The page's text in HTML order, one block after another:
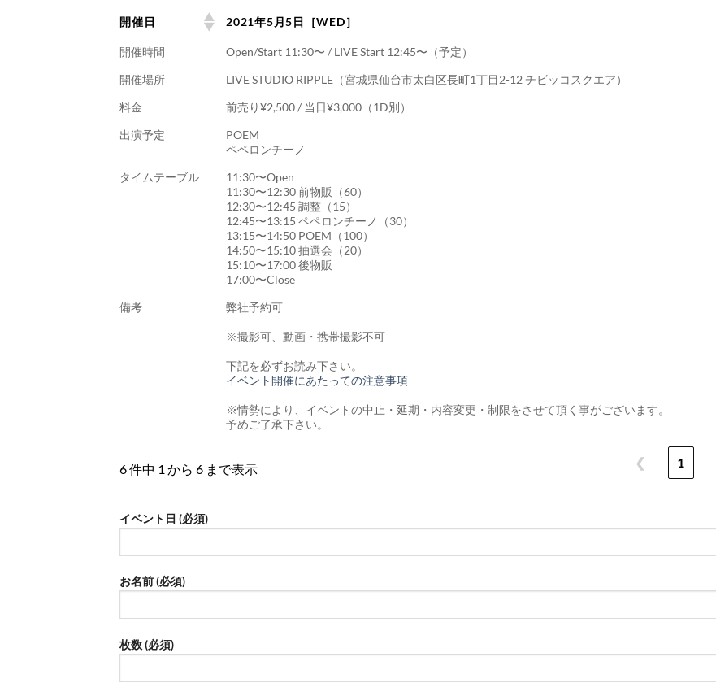
開催日 2021年5月5日［WED］
開催時間
Open/Start 11:30〜 / LIVE Start 12:45〜（予定）
開催場所
LIVE STUDIO RIPPLE（宮城県仙台市太白区長町1丁目2-12 チビッコスクエア）
料金
前売り¥2,500 / 当日¥3,000（1D別）
出演予定
POEM
ペペロンチーノ
タイムテーブル
11:30〜Open
11:30〜12:30 前物販（60）
12:30〜12:45 調整（15）
12:45〜13:15 ペペロンチーノ（30）
13:15〜14:50 POEM（100）
14:50〜15:10 抽選会（20）
15:10〜17:00 後物販
17:00〜Close
備考
弊社予約可
※撮影可、動画・携帯撮影不可
下記を必ずお読み下さい。
イベント開催にあたっての注意事項
※情勢により、イベントの中止・延期・内容変更・制限をさせて頂く事がございます。
予めご了承下さい。
6 件中 1 から 6 まで表示 ❮ 1
イベント日 (必須)
お名前 (必須)
枚数 (必須)